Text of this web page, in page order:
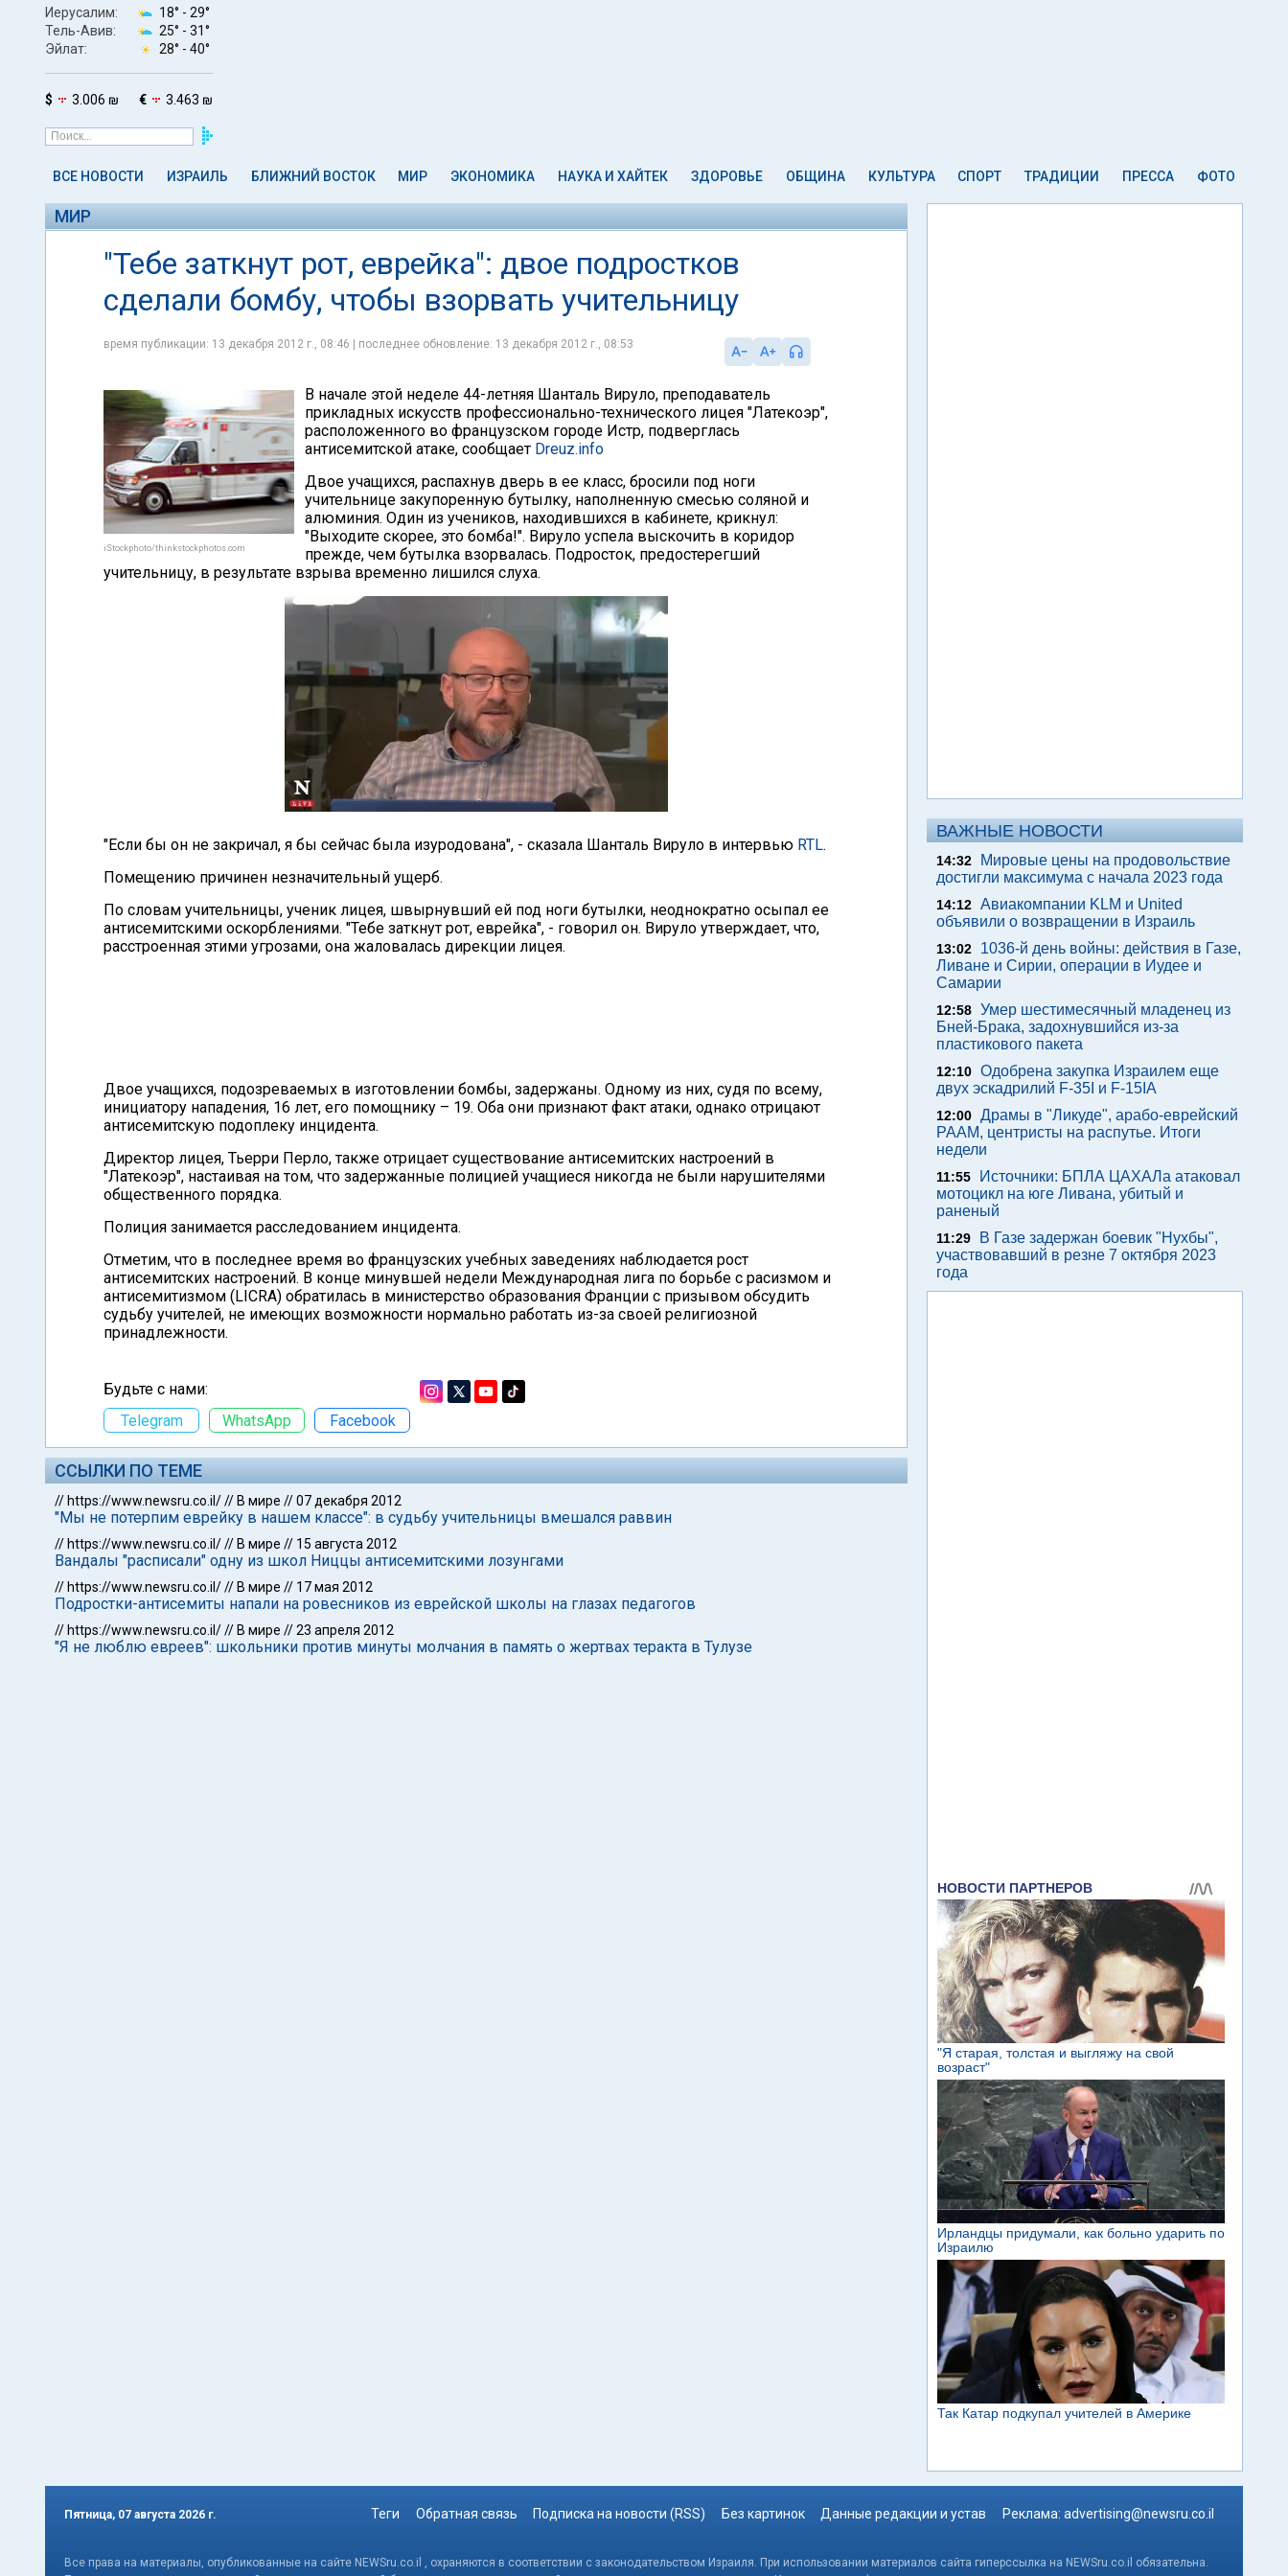
Иерусалим: 18° - 29°
Тель-Авив:
25° - 31°
Эйлат:
28° - 40°
$ 3.006 ₪ € 3.463 ₪
ВСЕ НОВОСТИ ИЗРАИЛЬ БЛИЖНИЙ ВОСТОК МИР ЭКОНОМИКА НАУКА И ХАЙТЕК ЗДОРОВЬЕ ОБЩИНА КУЛЬТУРА СПОРТ ТРАДИЦИИ ПРЕССА ФОТО
МИР
"Тебе заткнут рот, еврейка": двое подростков
сделали бомбу, чтобы взорвать учительницу
время публикации: 13 декабря 2012 г., 08:46 | последнее обновление: 13 декабря 2012 г., 08:53
iStockphoto/thinkstockphotos.com
В начале этой неделе 44-летняя Шанталь Вируло, преподаватель
прикладных искусств профессионально-технического лицея "Латекоэр",
расположенного во французском городе Истр, подверглась
антисемитской атаке, сообщает Dreuz.info
Двое учащихся, распахнув дверь в ее класс, бросили под ноги
учительнице закупоренную бутылку, наполненную смесью соляной и
алюминия. Один из учеников, находившихся в кабинете, крикнул:
"Выходите скорее, это бомба!". Вируло успела выскочить в коридор
прежде, чем бутылка взорвалась. Подросток, предостерегший
учительницу, в результате взрыва временно лишился слуха.
"Если бы он не закричал, я бы сейчас была изуродована", - сказала Шанталь Вируло в интервью RTL.
Помещению причинен незначительный ущерб.
По словам учительницы, ученик лицея, швырнувший ей под ноги бутылки, неоднократно осыпал ее
антисемитскими оскорблениями. "Тебе заткнут рот, еврейка", - говорил он. Вируло утверждает, что,
расстроенная этими угрозами, она жаловалась дирекции лицея.
Двое учащихся, подозреваемых в изготовлении бомбы, задержаны. Одному из них, судя по всему,
инициатору нападения, 16 лет, его помощнику – 19. Оба они признают факт атаки, однако отрицают
антисемитскую подоплеку инцидента.
Директор лицея, Тьерри Перло, также отрицает существование антисемитских настроений в
"Латекоэр", настаивая на том, что задержанные полицией учащиеся никогда не были нарушителями
общественного порядка.
Полиция занимается расследованием инцидента.
Отметим, что в последнее время во французских учебных заведениях наблюдается рост
антисемитских настроений. В конце минувшей недели Международная лига по борьбе с расизмом и
антисемитизмом (LICRA) обратилась в министерство образования Франции с призывом обсудить
судьбу учителей, не имеющих возможности нормально работать из-за своей религиозной
принадлежности.
Будьте с нами:
Telegram
WhatsApp Facebook
ССЫЛКИ ПО ТЕМЕ
// https://www.newsru.co.il/// В мире //07 декабря 2012
"Мы не потерпим еврейку в нашем классе": в судьбу учительницы вмешался раввин
// https://www.newsru.co.il/// В мире // 15 августа 2012
Вандалы "расписали" одну из школ Ниццы антисемитскими лозунгами
// https://www.newsru.co.il/// В мире // 17 мая 2012
Подростки-антисемиты напали на ровесников из еврейской школы на глазах педагогов
// https://www.newsru.co.il/// В мире //23 апреля 2012
"Я не люблю евреев": школьники против минуты молчания в память о жертвах теракта в Тулузе
ВАЖНЫЕ НОВОСТИ
14:32
Мировые цены на продовольствие
достигли максимума с начала 2023 года
14:12 Авиакомпании KLM и United
объявили о возвращении в Израиль
13:02
1036-й день войны: действия в Газе,
Ливане и Сирии, операции в Иудее и
Самарии
12:58 Умер шестимесячный младенец из
Бней-Брака, задохнувшийся из-за
пластикового пакета
12:10 Одобрена закупка Израилем еще
двух эскадрилий F-35I и F-15IA
12:00 Драмы в "Ликуде", арабо-еврейский
РААМ, центристы на распутье. Итоги
недели
11:55
Источники: БПЛА ЦАХАЛа атаковал
мотоцикл на юге Ливана, убитый и
раненый
11:29
В Газе задержан боевик "Нухбы",
участвовавший в резне 7 октября 2023
года
Пятница, 07 августа 2026 г. Теги Обратная связь Подписка на новости (RSS) Без картинок Данные редакции и устав Реклама: advertising@newsru.co.il
Все права на материалы, опубликованные на сайте NEWSru.co.il , охраняются в соответствии с законодательством Израиля. При использовании материалов сайта гиперссылка на NEWSru.co.il обязательна.